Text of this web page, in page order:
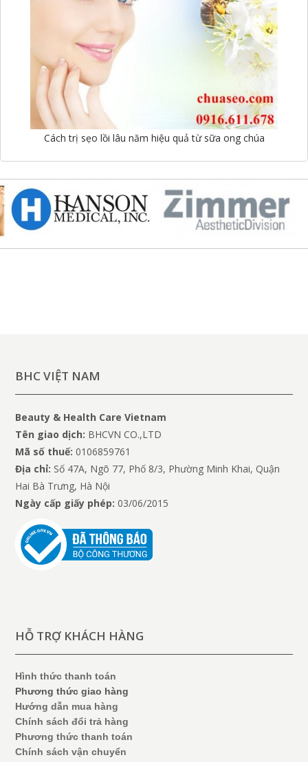
Cách trị sẹo lồi lâu năm hiệu quả từ sữa ong chúa
BHC VIỆT NAM
Beauty & Health Care Vietnam
Tên giao dịch: BHCVN CO.,LTD
Mã số thuế:0106859761
Địa chỉ: Số 47A, Ngõ 77, Phố 8/3, Phường Minh Khai, Quận
Hai Bà Trưng, Hà Nội
Ngày cấp giấy phép: 03/06/2015
HỖ TRỢ KHÁCH HÀNG
Hình thức thanh toán
Phương thức giao hàng
Hướng dẫn mua hàng
Chính sách đổi trả hàng
Phương thức thanh toán
Chính sách vận chuyển